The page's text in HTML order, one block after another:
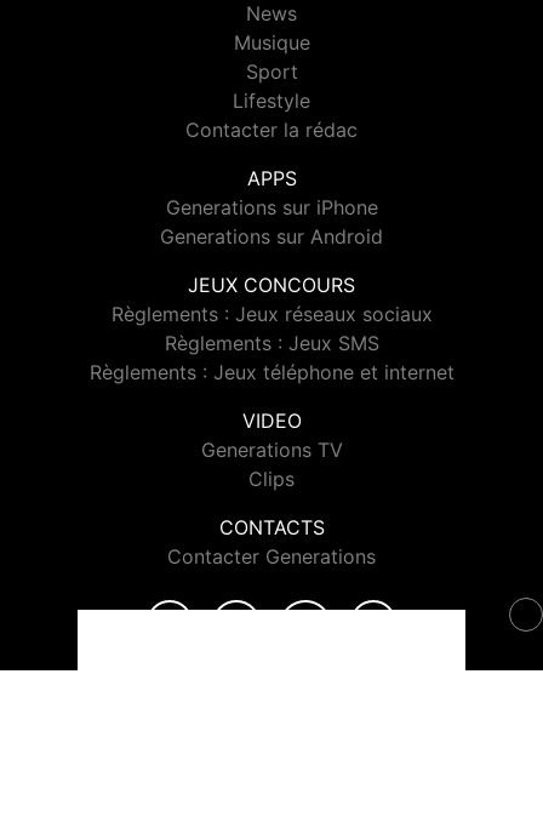
News
Musique
Sport
Lifestyle
Contacter la rédac
APPS
Generations sur iPhone
Generations sur Android
JEUX CONCOURS
Règlements : Jeux réseaux sociaux
Règlements : Jeux SMS
Règlements : Jeux téléphone et internet
VIDEO
Generations TV
Clips
CONTACTS
Contacter Generations